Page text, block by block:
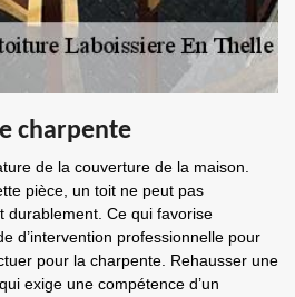
charpente
de la couverture de la maison.
pièce, un toit ne peut pas
durablement. Ce qui favorise
d’intervention professionnelle pour
pour la charpente. Rehausser une
exige une compétence d’un